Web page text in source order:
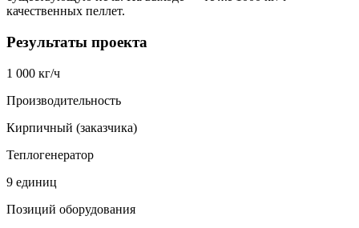
качественных пеллет.
Результаты проекта
1 000 кг/ч
Производительность
Кирпичный (заказчика)
Теплогенератор
9 единиц
Позиций оборудования